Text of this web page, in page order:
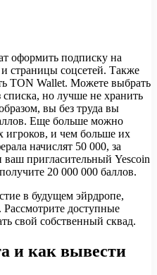
оформить подписку на
страницы соцсетей. Также
TON Wallet. Можете выбрать
но лучше не хранить
вы без труда вы
Еще больше можно
игроков, и чем больше их
начислят 50 000, за
ваш пригласительный Yescoin
20 000 000 баллов.
в будущем эйрдропе,
доступные
свой собственный сквад.
и как вывести